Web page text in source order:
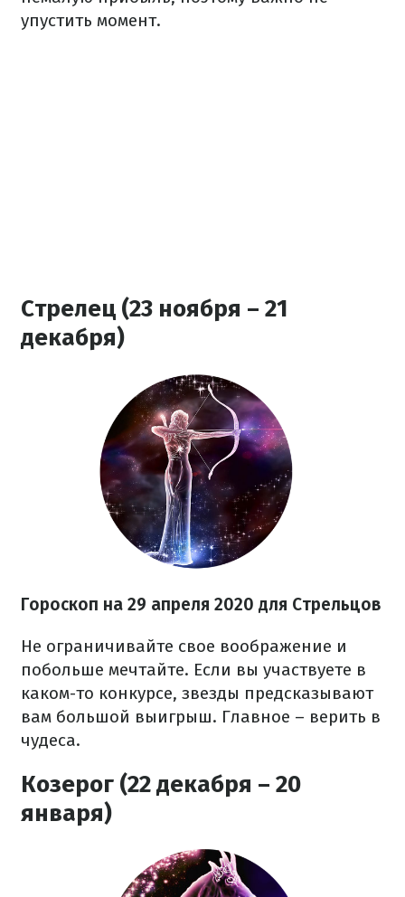
упустить момент.
Стрелец (23 ноября – 21
декабря)
Гороскоп на 29 апреля 2020 для Стрельцов
Не ограничивайте свое воображение и
побольше мечтайте. Если вы участвуете в
каком-то конкурсе, звезды предсказывают
вам большой выигрыш. Главное – верить в
чудеса.
Козерог (22 декабря – 20
января)